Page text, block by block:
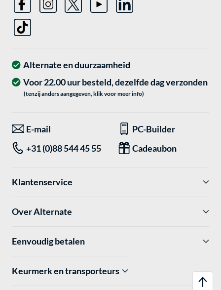
Alternate en duurzaamheid
Voor 22.00 uur besteld, dezelfde dag verzonden
(tenzij anders aangegeven, klik voor meer info)
E-mail
PC-Builder
+31 (0)88 544 45 55
Cadeaubon
Klantenservice
Over Alternate
Eenvoudig betalen
Keurmerk en transporteurs